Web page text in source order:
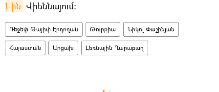
1-ին Վիեննայում։
Ռեջեփ Թայիփ Էրդողան Թուրքիա Նիկոլ Փաշինյան
Հայաստան Արցախ Լեռնային Ղարաբաղ